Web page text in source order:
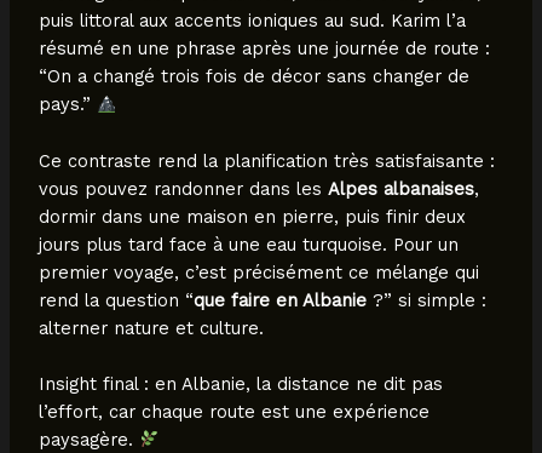
puis littoral aux accents ioniques au sud. Karim l’a
résumé en une phrase après une journée de route :
“On a changé trois fois de décor sans changer de
pays.”
Ce contraste rend la planification très satisfaisante :
vous pouvez randonner dans les Alpes albanaises,
dormir dans une maison en pierre, puis finir deux
jours plus tard face à une eau turquoise. Pour un
premier voyage, c’est précisément ce mélange qui
rend la question “que faire en Albanie?” si simple :
alterner nature et culture.
Insight final : en Albanie, la distance ne dit pas
l’effort, car chaque route est une expérience
paysagère.